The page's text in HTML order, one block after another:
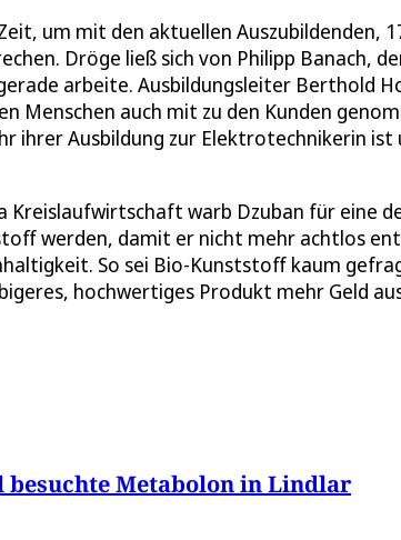
um mit den aktuellen Auszubildenden,
Dröge ließ sich von Philipp Banach,
arbeite. Ausbildungsleiter Berthold
Menschen auch mit zu den Kunden
ihrer Ausbildung zur Elektrotechnikerin ist
Kreislaufwirtschaft warb Dzuban für eine
werden, damit er nicht mehr achtlos
So sei Bio-Kunststoff kaum
hochwertiges Produkt mehr Geld
besuchte Metabolon in Lindlar